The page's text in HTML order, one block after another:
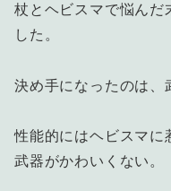
杖とヘビスマで悩んだ
した。
決め手になったのは、
性能的にはヘビスマに
武器がかわいくない。